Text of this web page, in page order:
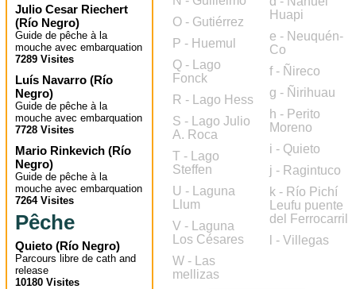
Julio Cesar Riechert
(Río Negro)
Guide de pêche à la
mouche avec embarquation
7289 Visites
Luís Navarro (Río
Negro)
Guide de pêche à la
mouche avec embarquation
7728 Visites
Mario Rinkevich (Río
Negro)
Guide de pêche à la
mouche avec embarquation
7264 Visites
Pêche
Quieto (Río Negro)
Parcours libre de cath and
release
10180 Visites
O - Gutiérrez
P - Huemul
Q - Lago
Fonck
R - Lago Hess
S - Lago Julio
A. Roca
T - Lago
Steffen
U - Laguna
Llum
V - Laguna
Los Césares
W - Las
mellizas
Huapi
e - Neuquén-
Co
f - Ñireco
g - Ñirihuau
h - Perito
Moreno
i - Quieto
j - Ragintuco
k - Río Pichí
Leufu puente
del Ferrocarril
l - Villegas